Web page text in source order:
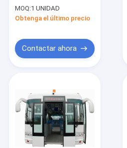
Productos
Sobre nosotros
Viaje de la fábrica
particulares de
torneado de la
autobús de la rampa
MOQ:1 UNIDAD
Obtenga el último precio
Contactar ahora